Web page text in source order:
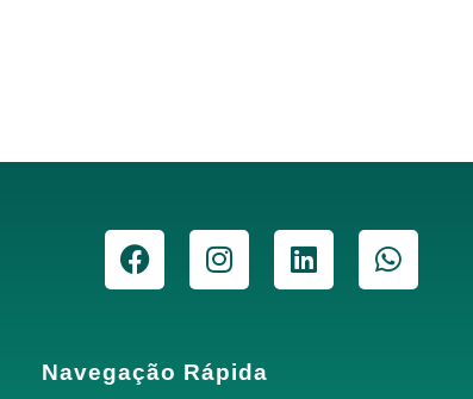
Navegação Rápida